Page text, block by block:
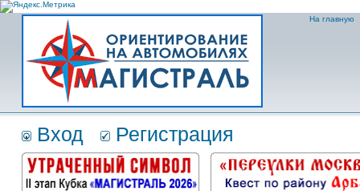
На главную
Вход Регистрация